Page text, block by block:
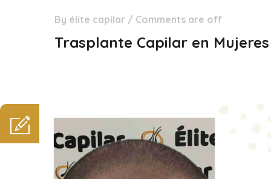
By élite capilar / Comments are off
Trasplante Capilar en Mujeres